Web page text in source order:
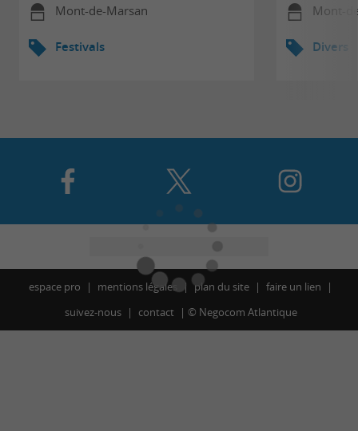
Mont-de-Marsan
Festivals
Mont-
Divers
espace pro mentions légales plan du site
faire un lien
suivez-nous
contact © Negocom Atlantique